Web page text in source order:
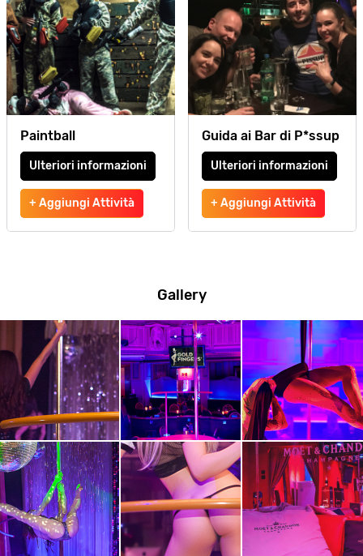
Paintball
Ulteriori informazioni
+ Aggiungi Attività
Guida ai Bar di P*ssup
Ulteriori informazioni
+ Aggiungi Attività
Gallery